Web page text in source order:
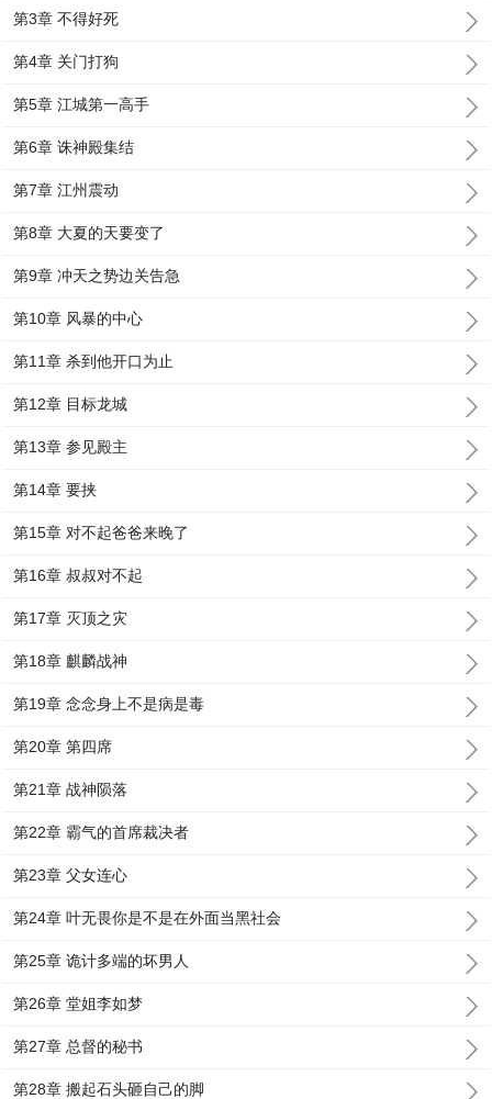
第3章 不得好死
第4章 关门打狗
第5章 江城第一高手
第6章 诛神殿集结
第7章 江州震动
第8章 大夏的天要变了
第9章 冲天之势边关告急
第10章 风暴的中心
第11章 杀到他开口为止
第12章 目标龙城
第13章 参见殿主
第14章 要挟
第15章 对不起爸爸来晚了
第16章 叔叔对不起
第17章 灭顶之灾
第18章 麒麟战神
第19章 念念身上不是病是毒
第20章 第四席
第21章 战神陨落
第22章 霸气的首席裁决者
第23章 父女连心
第24章 叶无畏你是不是在外面当黑社会
第25章 诡计多端的坏男人
第26章 堂姐李如梦
第27章 总督的秘书
第28章 搬起石头砸自己的脚